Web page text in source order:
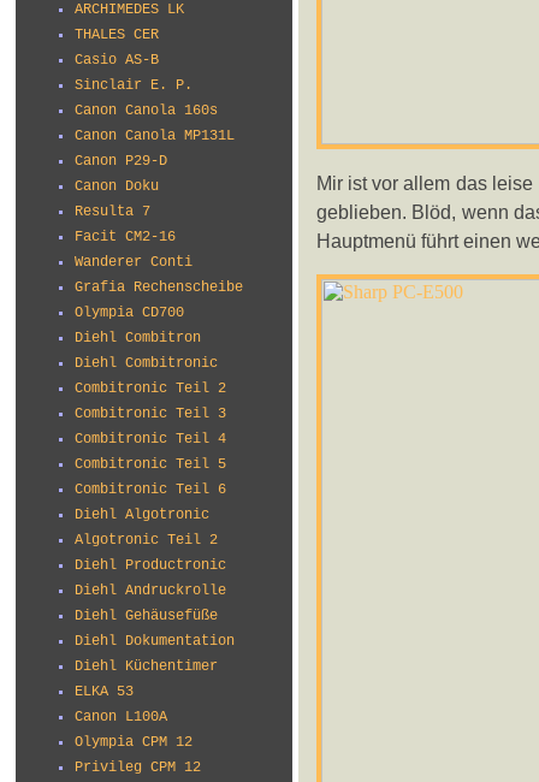
ARCHIMEDES LK
THALES CER
Casio AS-B
Sinclair E. P.
Canon Canola 160s
Canon Canola MP131L
Canon P29-D
Canon Doku
Resulta 7
Facit CM2-16
Wanderer Conti
Grafia Rechenscheibe
Olympia CD700
Diehl Combitron
Diehl Combitronic
Combitronic Teil 2
Combitronic Teil 3
Combitronic Teil 4
Combitronic Teil 5
Combitronic Teil 6
Diehl Algotronic
Algotronic Teil 2
Diehl Productronic
Diehl Andruckrolle
Diehl Gehäusefüße
Diehl Dokumentation
Diehl Küchentimer
ELKA 53
Canon L100A
Olympia CPM 12
Privileg CPM 12
Mir ist vor allem das
geblieben. Blöd, wenn
Hauptmenü führt einen